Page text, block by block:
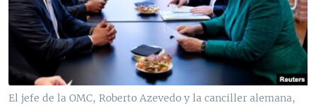
VENEZUELA
BRASIL
NICARAGUA
ECONOMÍA
ENTRETENIMIENTO Y CULTURA
TECNOLOGÍA
DEPORTES
MULTIMEDIA
VIDEOS
FOTOGRAFÍA
AUDIOS
PROGRAMAS TV
EL MUNDO AL DÍA
FORO INTERAMERICANO
RADIO
AVANCE INFORMATIVO
DIRECT
El jefe de la OMC, Roberto Azevedo y la canciller alemana,